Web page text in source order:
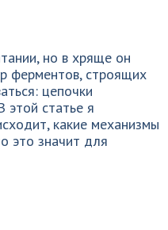
но в хряще он
ферментов, строящих
цепочки
этой статье я
какие механизмы
это значит для